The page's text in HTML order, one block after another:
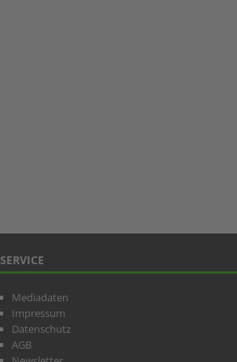
SERVICE
Mediadaten
Impressum
Datenschutz
AGB